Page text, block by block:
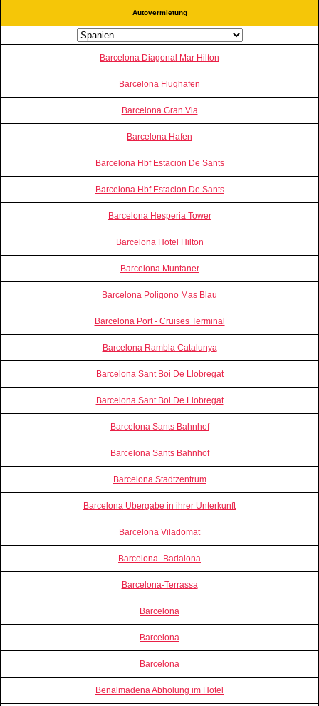
Autovermietung
Barcelona Diagonal Mar Hilton
Barcelona Flughafen
Barcelona Gran Via
Barcelona Hafen
Barcelona Hbf Estacion De Sants
Barcelona Hbf Estacion De Sants
Barcelona Hesperia Tower
Barcelona Hotel Hilton
Barcelona Muntaner
Barcelona Poligono Mas Blau
Barcelona Port - Cruises Terminal
Barcelona Rambla Catalunya
Barcelona Sant Boi De Llobregat
Barcelona Sant Boi De Llobregat
Barcelona Sants Bahnhof
Barcelona Sants Bahnhof
Barcelona Stadtzentrum
Barcelona Ubergabe in ihrer Unterkunft
Barcelona Viladomat
Barcelona- Badalona
Barcelona-Terrassa
Barcelona
Barcelona
Barcelona
Benalmadena Abholung im Hotel